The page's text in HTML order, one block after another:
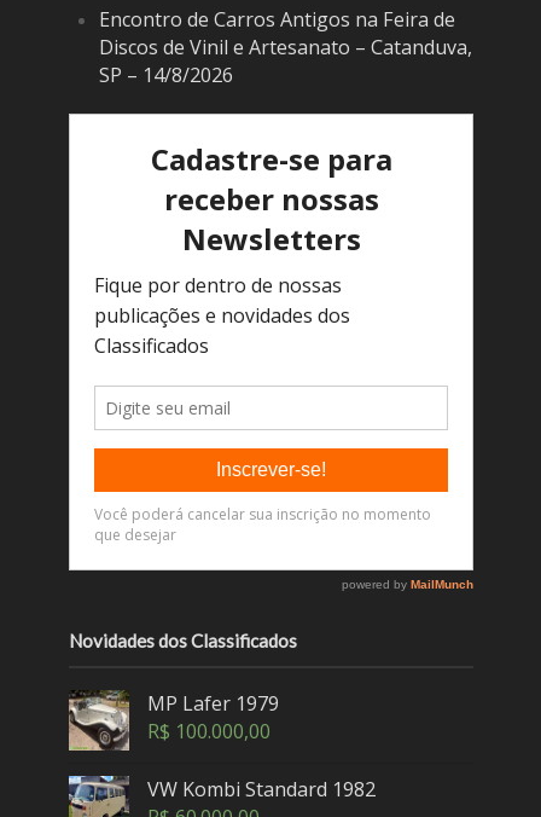
Encontro de Carros Antigos na Feira de
Discos de Vinil e Artesanato – Catanduva,
SP – 14/8/2026
Novidades dos Classificados
MP Lafer 1979
R$ 100.000,00
VW Kombi Standard 1982